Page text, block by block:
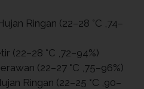
Ringan (22–28 °C ,74–
(22–28 °C ,72–94%)
(22–27 °C ,75–96%)
Ringan (22–25 °C ,90–